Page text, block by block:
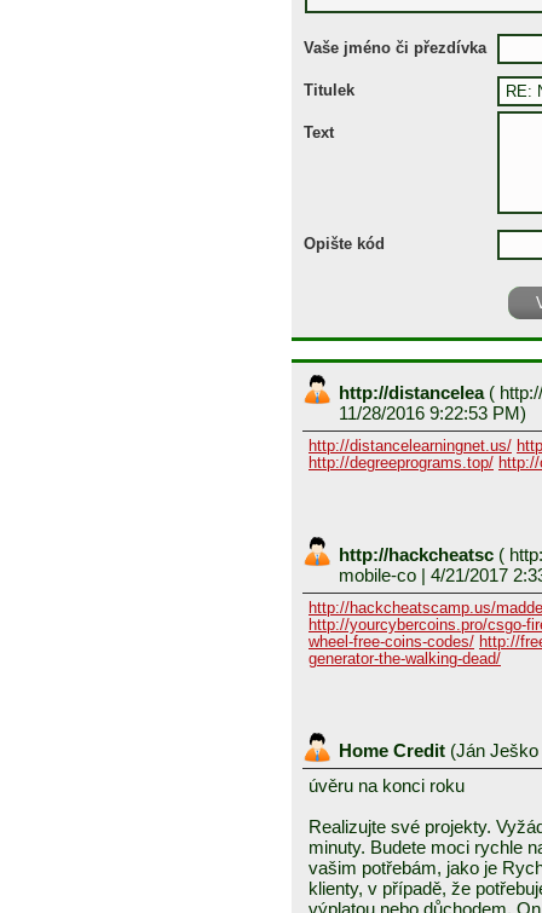
Vaše jméno či přezdívka
Titulek
Text
Opište kód
http://distancelea (
11/28/2016 9:22:53 PM)
http://distancelearningnet.us/
http://degreeprograms.top/
http://hackcheatsc (
mobile-co | 4/21/2017
http://hackcheatscamp.us/
http://yourcybercoins.pro/csgo-
wheel-free-coins-codes/ http://
generator-the-walking-dead/
Home Credit (Ján Ješko
úvěru na konci roku
Realizujte své projekty.
minuty. Budete moci rychle
vašim potřebám, jako je
klienty, v případě, že
výplatou nebo důchodem,